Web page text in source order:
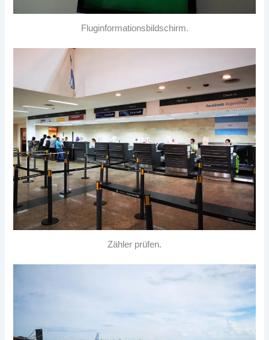
Fluginformationsbildschirm.
Zähler prüfen.